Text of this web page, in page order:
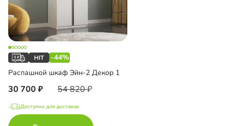
-44%
Распашной шкаф Эйн-2 Декор 1
30 700 54 820
Доступно для доставки